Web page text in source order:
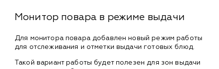
Монитор повара в режиме выдачи
Для монитора повара добавлен новый режим работы
для отслеживания и отметки выдачи готовых блюд.
Такой вариант работы будет полезен для зон выдачи